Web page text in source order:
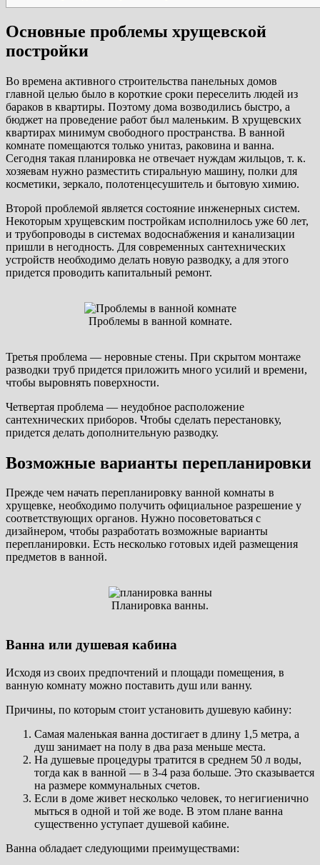
Основные проблемы хрущевской
постройки
Во времена активного строительства панельных домов
главной целью было в короткие сроки переселить людей из
бараков в квартиры. Поэтому дома возводились быстро, а
бюджет на проведение работ был маленьким. В хрущевских
квартирах минимум свободного пространства. В ванной
комнате помещаются только унитаз, раковина и ванна.
Сегодня такая планировка не отвечает нуждам жильцов, т. к.
хозяевам нужно разместить стиральную машину, полки для
косметики, зеркало, полотенцесушитель и бытовую химию.
Второй проблемой является состояние инженерных систем.
Некоторым хрущевским постройкам исполнилось уже 60 лет,
и трубопроводы в системах водоснабжения и канализации
пришли в негодность. Для современных сантехнических
устройств необходимо делать новую разводку, а для этого
придется проводить капитальный ремонт.
Проблемы в ванной комнате.
Третья проблема — неровные стены. При скрытом монтаже
разводки труб придется приложить много усилий и времени,
чтобы выровнять поверхности.
Четвертая проблема — неудобное расположение
сантехнических приборов. Чтобы сделать перестановку,
придется делать дополнительную разводку.
Возможные варианты перепланировки
Прежде чем начать перепланировку ванной комнаты в
хрущевке, необходимо получить официальное разрешение у
соответствующих органов. Нужно посоветоваться с
дизайнером, чтобы разработать возможные варианты
перепланировки. Есть несколько готовых идей размещения
предметов в ванной.
Планировка ванны.
Ванна или душевая кабина
Исходя из своих предпочтений и площади помещения, в
ванную комнату можно поставить душ или ванну.
Причины, по которым стоит установить душевую кабину:
Самая маленькая ванна достигает в длину 1,5 метра, а
душ занимает на полу в два раза меньше места.
На душевые процедуры тратится в среднем 50 л воды,
тогда как в ванной — в 3-4 раза больше. Это сказывается
на размере коммунальных счетов.
Если в доме живет несколько человек, то негигиенично
мыться в одной и той же воде. В этом плане ванна
существенно уступает душевой кабине.
Ванна обладает следующими преимуществами: